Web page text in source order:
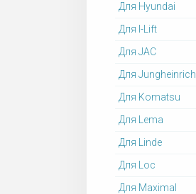
Для Hyundai
Для I-Lift
Для JAC
Для Jungheinrich
Для Komatsu
Для Lema
Для Linde
Для Loc
Для Maximal